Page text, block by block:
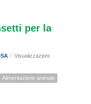
per la
/ Visualizzazioni
Alimentazione animale